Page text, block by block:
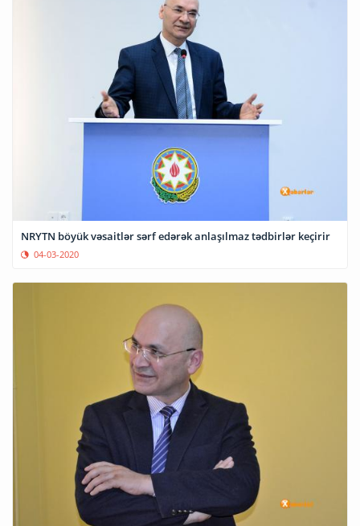
NRYTN böyük vəsaitlər sərf edərək anlaşılmaz tədbirlər keçirir
04-03-2020